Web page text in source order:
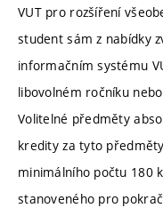
VUT pro rozšíření
student sám z nabídky
informačním systému
libovolném ročníku
Volitelné předměty
kredity za tyto
minimálního počtu 180
stanoveného pro